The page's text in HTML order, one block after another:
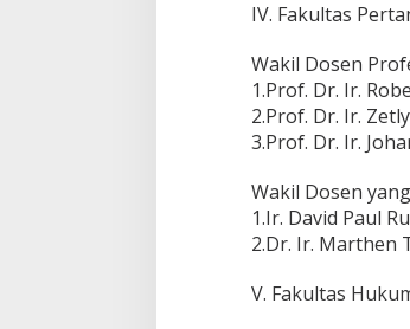
IV. Fakultas
Wakil Dosen
1.Prof. Dr. Ir.
2.Prof. Dr. Ir.
3.Prof. Dr. Ir.
Wakil Dosen
1.Ir. David Paul
2.Dr. Ir. Marthen
V. Fakultas